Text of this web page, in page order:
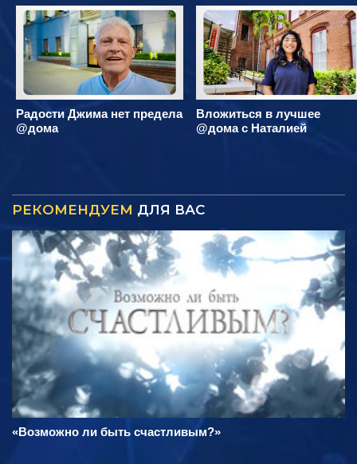
Радости Джима нет предела
@дома
Вложиться в лучшее
@дома с Наталией
РЕКОМЕНДУЕМ ДЛЯ ВАС
«Возможно ли быть счастливым?»